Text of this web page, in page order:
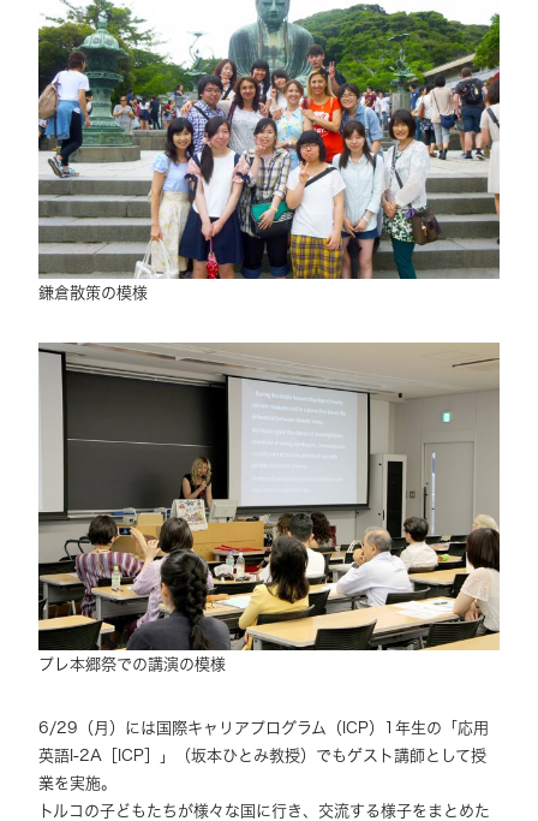
鎌倉散策の模様
プレ本郷祭での講演の模様
6/29（月）には国際キャリアプログラム（ICP）1年生の「応用
英語I-2A［ICP］」（坂本ひとみ教授）でもゲスト講師として授
業を実施。
トルコの子どもたちが様々な国に行き、交流する様子をまとめた